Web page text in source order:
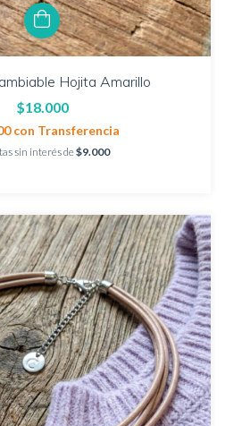
Hojita Amarillo
$18.000
con Transferencia
sin interés de$9.000